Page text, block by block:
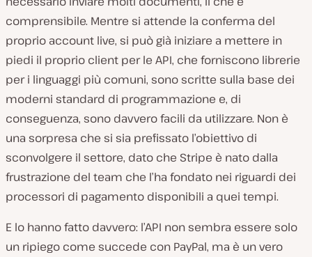
comprensibile. Mentre si attende la conferma del
proprio account live, si può già iniziare a mettere in
piedi il proprio client per le API, che forniscono librerie
per i linguaggi più comuni, sono scritte sulla base dei
moderni standard di programmazione e, di
conseguenza, sono davvero facili da utilizzare. Non è
una sorpresa che si sia prefissato l’obiettivo di
sconvolgere il settore, dato che Stripe è nato dalla
frustrazione del team che l’ha fondato nei riguardi dei
processori di pagamento disponibili a quei tempi.
E lo hanno fatto davvero: l’API non sembra essere solo
un ripiego come succede con PayPal, ma è un vero